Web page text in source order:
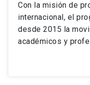
Con la misión de
internacional, el
desde 2015 la
académicos y